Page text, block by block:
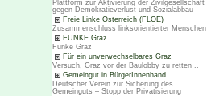
Plattform zur Aktivierung der Zivilgesellschaft
gegen Demokratieverlust und Sozialabbau
Freie Linke Österreich (FLOE)
Zusammenschluss linksorientierter Menschen
FUNKE Graz
Funke Graz
Für ein unverwechselbares Graz
Versuch, Graz vor der Baulobby zu retten ..
Gemeingut in BürgerInnenhand
Deutscher Verein zur Sicherung des
Gemeinguts – Stopp der Privatisierung